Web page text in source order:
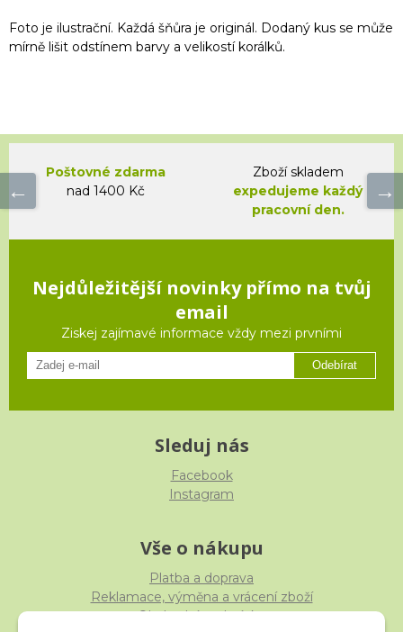
Foto je ilustrační. Každá šňůra je originál. Dodaný kus se může
mírně lišit odstínem barvy a velikostí korálků.
Poštovné zdarma
nad 1400 Kč
Zboží skladem
expedujeme každý
pracovní den.
Nejdůležitější novinky přímo na tvůj
email
Ziskej zajímavé informace vždy mezi prvními
Odebírat
Sleduj nás
Facebook
Instagram
Vše o nákupu
Platba a doprava
Reklamace, výměna a vrácení zboží
Obchodní podmínky